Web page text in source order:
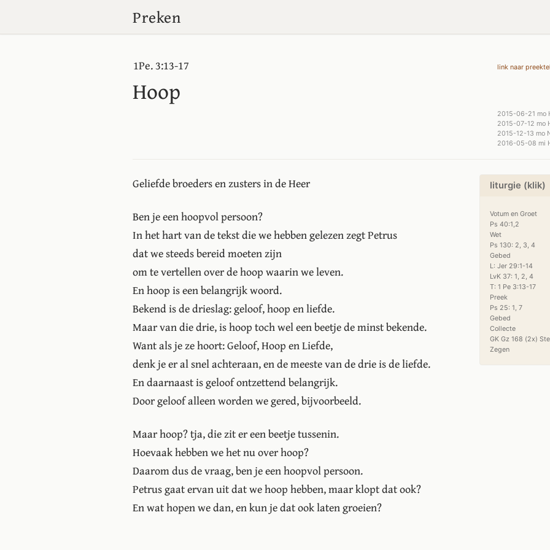
Preken
1Pe. 3:13-17 link naar
Hoop
2015-06-21 mo
2015-07-12 mo
2015-12-13 mo
2016-05-08 mi
liturgie (klik)
Votum en Groet
Ps 40:1,2
Wet
Ps 130: 2, 3, 4
Gebed
L: Jer 29:1-14
LvK 37: 1, 2, 4
T: 1 Pe 3:13-17
Preek
Ps 25: 1, 7
Gebed
Collecte
GK Gz 168 (2x)
Zegen
Geliefde broeders en zusters in de Heer
Ben je een hoopvol persoon?
In het hart van de tekst die we hebben gelezen zegt Petrus
dat we steeds bereid moeten zijn
om te vertellen over de hoop waarin we leven.
En hoop is een belangrijk woord.
Bekend is de drieslag: geloof, hoop en liefde.
Maar van die drie, is hoop toch wel een beetje de minst bekende.
Want als je ze hoort: Geloof, Hoop en Liefde,
denk je er al snel achteraan, en de meeste van de drie is de liefde.
En daarnaast is geloof ontzettend belangrijk.
Door geloof alleen worden we gered, bijvoorbeeld.
Maar hoop? tja, die zit er een beetje tussenin.
Hoevaak hebben we het nu over hoop?
Daarom dus de vraag, ben je een hoopvol persoon.
Petrus gaat ervan uit dat we hoop hebben, maar klopt dat ook?
En wat hopen we dan, en kun je dat ook laten groeien?